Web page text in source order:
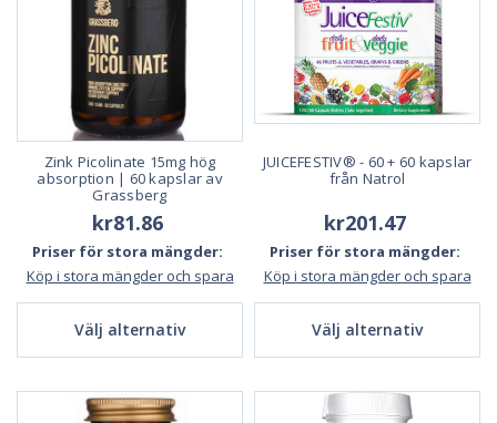
Zink Picolinate 15mg hög
absorption | 60 kapslar av
Grassberg
kr81.86
Priser för stora mängder:
Köp i stora mängder och spara
Välj alternativ
JUICEFESTIV® - 60 + 60 kapslar
från Natrol
kr201.47
Priser för stora mängder:
Köp i stora mängder och spara
Välj alternativ